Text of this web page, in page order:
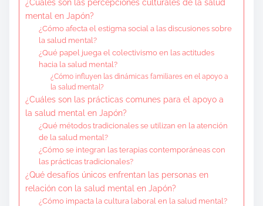
mental en Japón?
¿Cómo afecta el estigma social a las discusiones sobre
la salud mental?
¿Qué papel juega el colectivismo en las actitudes
hacia la salud mental?
¿Cómo influyen las dinámicas familiares en el apoyo a
la salud mental?
¿Cuáles son las prácticas comunes para el apoyo a
la salud mental en Japón?
¿Qué métodos tradicionales se utilizan en la atención
de la salud mental?
¿Cómo se integran las terapias contemporáneas con
las prácticas tradicionales?
¿Qué desafíos únicos enfrentan las personas en
relación con la salud mental en Japón?
¿Cómo impacta la cultura laboral en la salud mental?